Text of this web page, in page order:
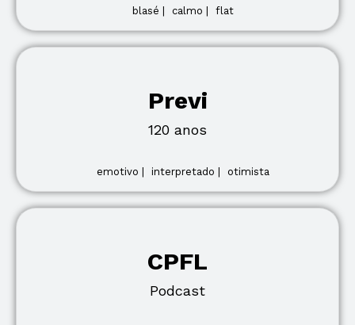
blasé | calmo | flat
Previ
120 anos
emotivo | interpretado | otimista
CPFL
Podcast